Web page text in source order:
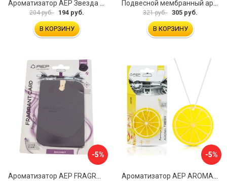
204 руб. 194 руб.
В КОРЗИНУ
321 руб. 305 руб.
В КОРЗИНУ
-5% -5%